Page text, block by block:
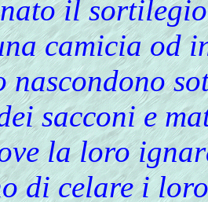
il
camicia od
nascondono
sacconi e
la loro
di celare i